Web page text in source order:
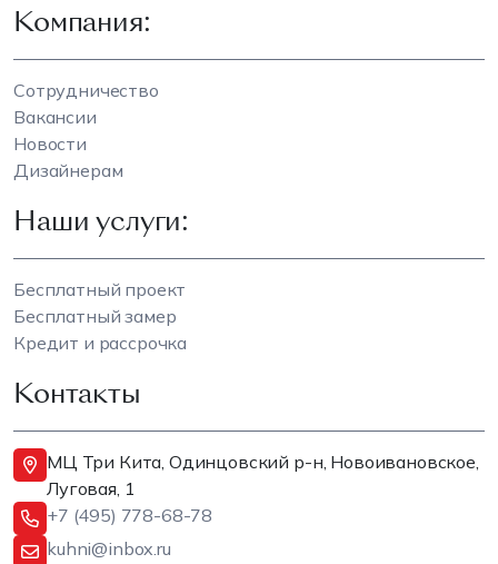
Компания:
Сотрудничество
Вакансии
Новости
Дизайнерам
Наши услуги:
Бесплатный проект
Бесплатный замер
Кредит и рассрочка
Контакты
МЦ Три Кита, Одинцовский р-н, Новоивановское,
Луговая, 1
+7 (495) 778-68-78
kuhni@inbox.ru